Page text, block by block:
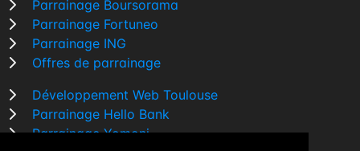
Parrainage Boursorama
Parrainage Fortuneo
Parrainage ING
Offres de parrainage
Développement Web Toulouse
Parrainage Hello Bank
Parrainage Yomoni